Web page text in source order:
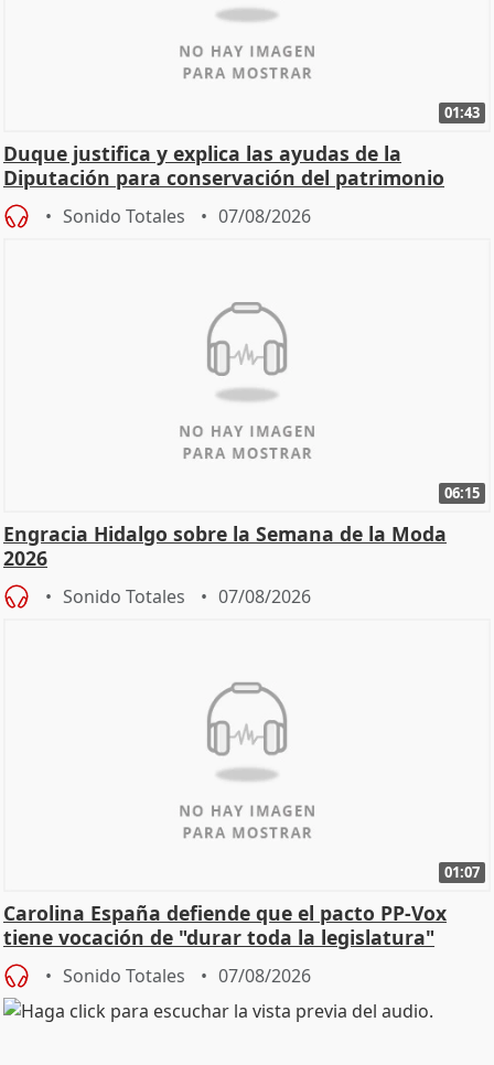
01:43
Duque justifica y explica las ayudas de la
Diputación para conservación del patrimonio
Sonido Totales 07/08/2026
06:15
Engracia Hidalgo sobre la Semana de la Moda
2026
Sonido Totales 07/08/2026
01:07
Carolina España defiende que el pacto PP-Vox
tiene vocación de "durar toda la legislatura"
Sonido Totales 07/08/2026